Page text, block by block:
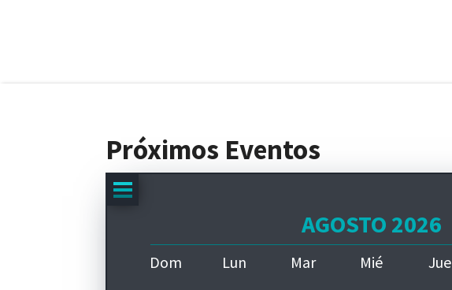
Próximos Eventos
AGOSTO 2026
Dom Lun Mar Mié Jue